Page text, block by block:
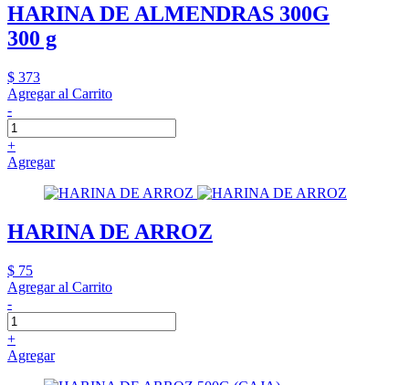
HARINA DE ALMENDRAS 300G
300 g
$ 373
Agregar al Carrito
-
+
Agregar
HARINA DE ARROZ
$ 75
Agregar al Carrito
-
+
Agregar